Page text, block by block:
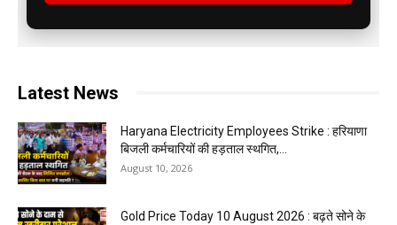
Latest News
Haryana Electricity Employees Strike : हरियाणा
बिजली कर्मचारियों की हड़ताल स्थगित,...
August 10, 2026
Gold Price Today 10 August 2026 : बढ़ते सोने के